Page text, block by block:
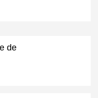
de